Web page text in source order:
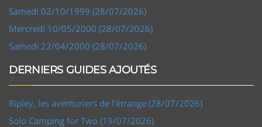
Samedi 02/10/1999 (28/07/2026)
Mercredi 10/05/2000 (28/07/2026)
Samedi 22/04/2000 (28/07/2026)
DERNIERS GUIDES AJOUTÉS
Ripley, les aventuriers de l'étrange (28/07/2026)
Solo Camping for Two (19/07/2026)